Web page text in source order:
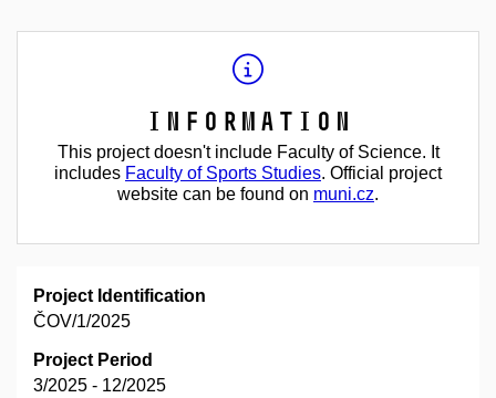
Information
This project doesn't include Faculty of Science. It
includes Faculty of Sports Studies. Official project
website can be found on muni.cz.
Project Identification
ČOV/1/2025
Project Period
3/2025 - 12/2025